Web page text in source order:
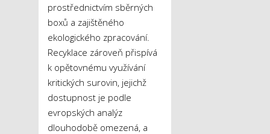
prostřednictvím sběrných
boxů a zajištěného
ekologického zpracování.
Recyklace zároveň přispívá
k opětovnému využívání
kritických surovin, jejichž
dostupnost je podle
evropských analýz
dlouhodobě omezená, a